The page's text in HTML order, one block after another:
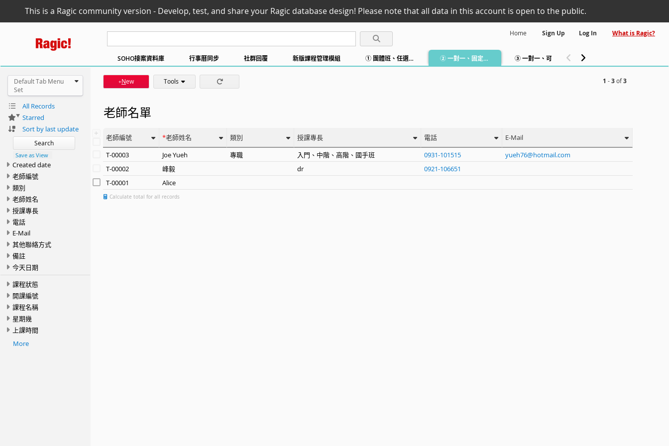
This is a Ragic community version - Develop, test, and share your Ragic database design! Please note that all data in this account is open to the public.
Home Sign Up Log In What is Ragic?
SOHO接案資料庫 行事曆同步 社群回覆 新版課程管理模組 ① 團體班、任選時段上課 ② 一對一、固定週期上課
Default Tab Menu
Set
All Records
Starred
Sort by last update
Search
Save as View
Created date
老師編號
類別
老師姓名
授課專長
電話
E-Mail
其他聯絡方式
備註
今天日期
課程狀態
開課編號
課程名稱
星期幾
上課時間
More
+New Tools 1 -3of3
老師名單
+ 老師編號 老師姓名 類別 授課專長 電話
E-Mail
T-00003
Joe Yueh 專職 入門、中階、高階、國手班 0931-101515
yueh76@hotmail.com
T-00002
峰毅 dr
0921-106651
T-00001
Alice
Calculate total for all records